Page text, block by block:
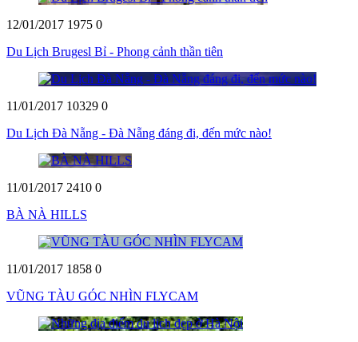
12/01/2017 1975 0
Du Lịch Brugesl Bỉ - Phong cảnh thần tiên
11/01/2017 10329 0
Du Lịch Đà Nẵng - Đà Nẵng đáng đi, đến mức nào!
11/01/2017 2410 0
BÀ NÀ HILLS
11/01/2017 1858 0
VŨNG TÀU GÓC NHÌN FLYCAM